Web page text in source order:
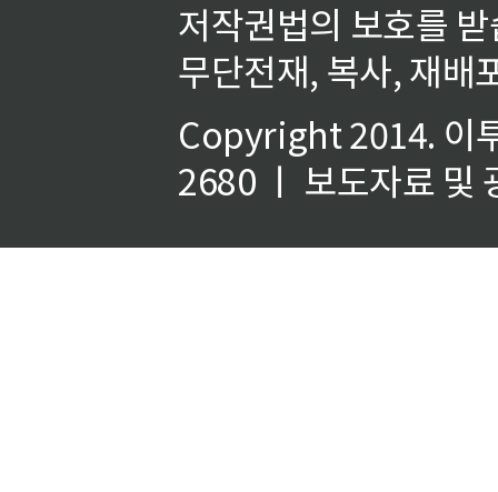
저작권법의 보호를
무단전재, 복사, 재배
Copyright 2014. 이
2680 ㅣ 보도자료